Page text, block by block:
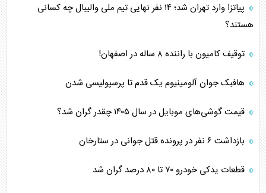
پیاتزا وارد تهران شد؛ ۱۴ نفر نهایی تیم ملی والیبال چه کسانی
هستند؟
توقیف کامیون با راننده ۸ ساله در اصفهان!
هافبک جوان آلومینیوم یک قدم تا پرسپولیسی شدن
قیمت گوشی‌های موبایل در سال ۱۴۰۵ چقدر گران شد؟
بازداشت ۶ نفر در پرونده قتل جوانی در ستارخان
قطعات یدکی خودرو ۷۰ تا ۸۰ درصد گران شد